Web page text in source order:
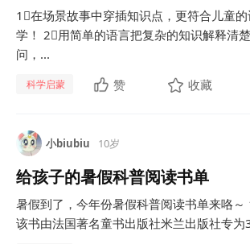
1⃣️在场景故事中穿插知识点，更符合儿童
学！ 2⃣️用简单的语言把复杂的知识解释清
问，...
科学启蒙 赞 收藏
小biubiu 10岁
给孩子的暑假科普阅读书单
暑假到了，今年份暑假科普阅读书单来咯
该书由法国著名童书出版社米兰出版社专